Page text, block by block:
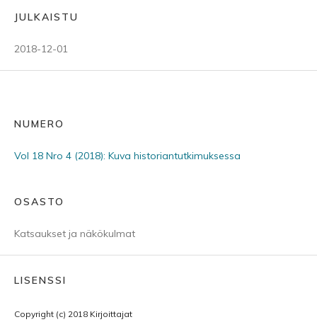
JULKAISTU
2018-12-01
NUMERO
Vol 18 Nro 4 (2018): Kuva historiantutkimuksessa
OSASTO
Katsaukset ja näkökulmat
LISENSSI
Copyright (c) 2018 Kirjoittajat